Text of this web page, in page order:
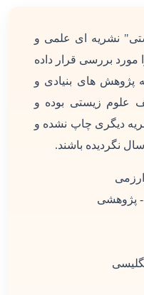
نشریه ای علمی و
بررسی قرار داده
پژوهش های بنیادی و
علوم زیستی بوده و
دیگری چاپ نشده و
نگردیده باشند.
پژوهشی